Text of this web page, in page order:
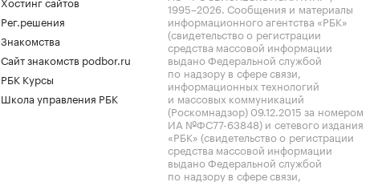
Рег.решения
Знакомства
Сайт знакомств podbor.ru
РБК Курсы
Школа управления РБК
1995–2026. Сообщения и материалы
информационного агентства «РБК»
(свидетельство о регистрации
средства массовой информации
выдано Федеральной службой
по надзору в сфере связи,
информационных технологий
и массовых коммуникаций
(Роскомнадзор) 09.12.2015 за номером
ИА №ФС77-63848) и сетевого издания
«РБК» (свидетельство о регистрации
средства массовой информации
выдано Федеральной службой
по надзору в сфере связи,